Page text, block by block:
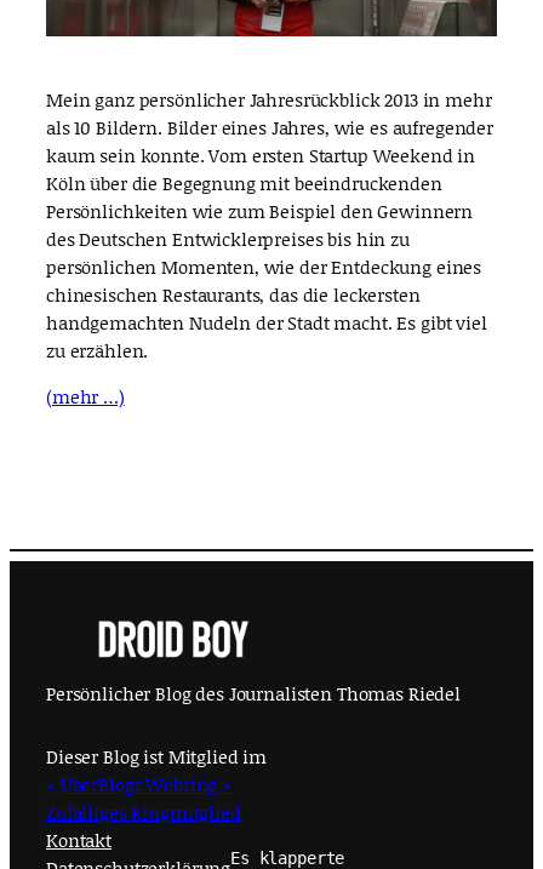
Mein ganz persönlicher Jahresrückblick 2013 in mehr
als 10 Bildern. Bilder eines Jahres, wie es aufregender
kaum sein konnte. Vom ersten Startup Weekend in
Köln über die Begegnung mit beeindruckenden
Persönlichkeiten wie zum Beispiel den Gewinnern
des Deutschen Entwicklerpreises bis hin zu
persönlichen Momenten, wie der Entdeckung eines
chinesischen Restaurants, das die leckersten
handgemachten Nudeln der Stadt macht. Es gibt viel
zu erzählen.
(mehr …)
Persönlicher Blog des Journalisten Thomas Riedel
Dieser Blog ist Mitglied im
< UberBlogr Webring >
Zufälliges Ringmitglied
Kontakt
Es klapperte